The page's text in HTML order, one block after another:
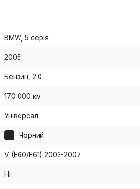
BMW, 5 серія
2005
Бензин, 2.0
170 000 км
Універсал
Чорний
V (E60/E61) 2003-2007
Ні